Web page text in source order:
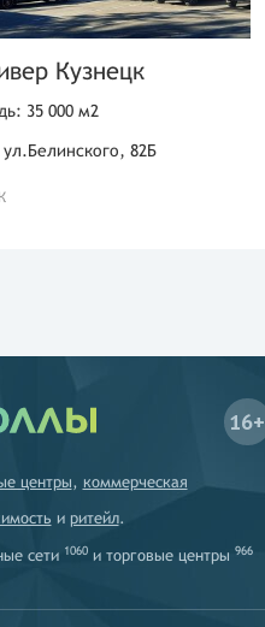
Кузнецк
35 000 м2
82Б
16+
центры, коммерческая
и ритейл.
сети 1060и торговые центры 966